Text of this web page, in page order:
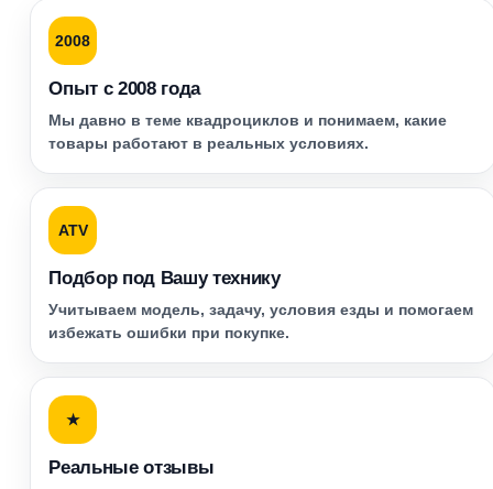
2008
Опыт с 2008 года
Мы давно в теме квадроциклов и понимаем, какие
товары работают в реальных условиях.
ATV
Подбор под Вашу технику
Учитываем модель, задачу, условия езды и помогаем
избежать ошибки при покупке.
★
Реальные отзывы